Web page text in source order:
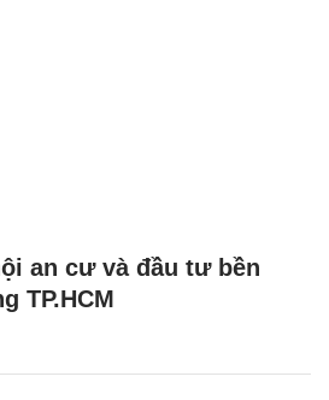
an cư và đầu tư bền
TP.HCM